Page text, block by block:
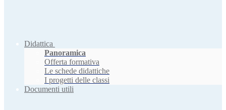
Didattica
Panoramica
Offerta formativa
Le schede didattiche
I progetti delle classi
Documenti utili